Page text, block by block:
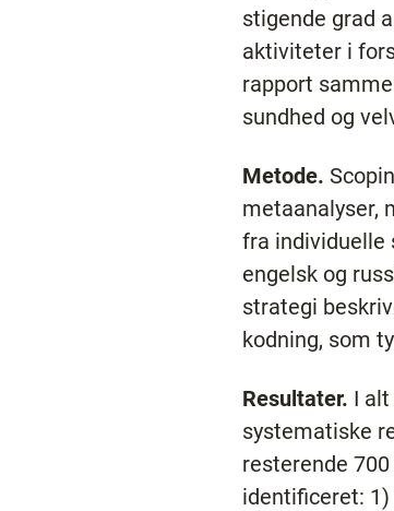
stigende grad
aktiviteter i
rapport
sundhed og
Metode.
metaanalyser,
fra individuelle
engelsk og
strategi
kodning, som
Resultater. I
systematiske
resterende
identificeret: